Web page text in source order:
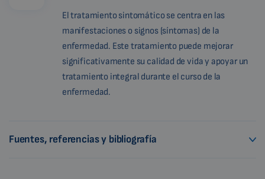
El tratamiento sintomático se centra en las
manifestaciones o signos (síntomas) de la
enfermedad. Este tratamiento puede mejorar
significativamente su calidad de vida y apoyar un
tratamiento integral durante el curso de la
enfermedad.
Fuentes, referencias y bibliografía